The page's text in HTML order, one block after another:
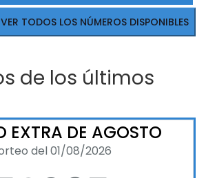
VER TODOS LOS NÚMEROS DISPONIBLES
de los últimos
EXTRA DE AGOSTO
del 01/08/2026